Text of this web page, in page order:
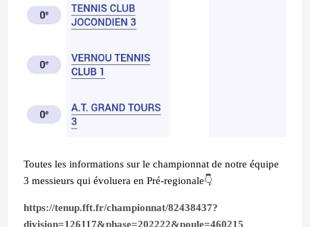
Toutes les informations sur le championnat de notre équipe
3 messieurs qui évoluera en Pré-regionale👇
https://tenup.fft.fr/championnat/82438437?
division=126117&phase=202222&poule=460215